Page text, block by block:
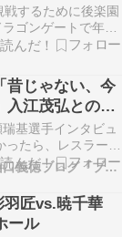
するために後楽園
ゴンゲートで年間
記念ホール大会が
始まります。まず
1ヶ月始まりま
がドラゴンゲートか
昔じゃない、今
入江茂弘との運
基選手インタビュ
たら、レスラーと
言葉に、渡瀬瑞基
た。 DDT時代か
・入江茂弘選手。
の相手に指名した
リアルクロス社長 山口義徳ブログ『ブロッていいとも♪』
羽匠vs.暁千華
ール